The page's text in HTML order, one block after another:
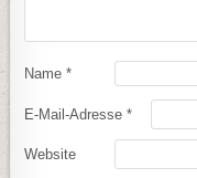
Name*
E-Mail-Adresse*
Website